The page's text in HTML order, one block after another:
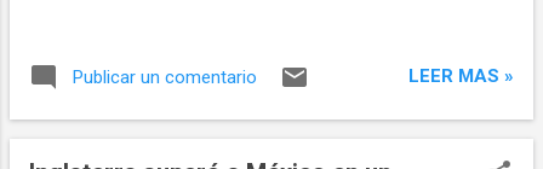
del kilómetro 257, en
inmediaciones del Golf Club Junín.
Una dotación del Cuartel de
Publicar un comentario LEER MAS »